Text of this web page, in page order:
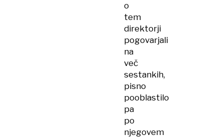
o
tem
direktorji
pogovarjali
na
več
sestankih,
pisno
pooblastilo
pa
po
njegovem